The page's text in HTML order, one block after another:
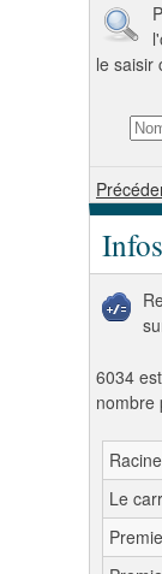
le saisir
6034
nombre
Le